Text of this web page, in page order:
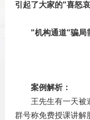
引起了大家的"喜怒哀
"机构通道"骗局
案例解析：
王先生有一天被邀
群号称免费授课讲解